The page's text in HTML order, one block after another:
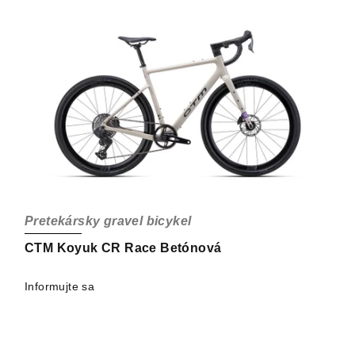
CTM Koyuk CR Race Betónová
Pretekársky gravel bicykel
Informujte sa